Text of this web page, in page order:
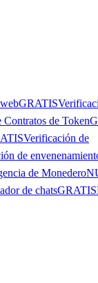
GRATIS
Contratos de Token
Verificación de
de
de Monedero
de chatsGRATIS